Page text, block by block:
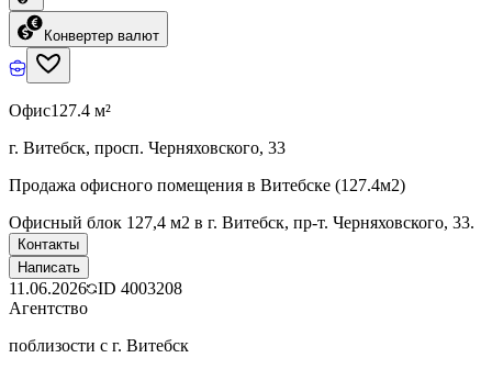
Конвертер валют
Офис127.4 м²
г. Витебск, просп. Черняховского, 33
Продажа офисного помещения в Витебске (127.4м2)
Офисный блок 127,4 м2 в г. Витебск, пр-т. Черняховского, 33.
Контакты
Написать
11.06.2026 ID 4003208
Агентство
поблизости с г. Витебск